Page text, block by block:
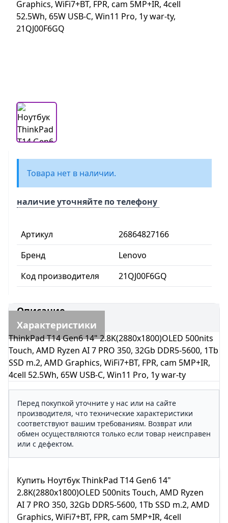
Артикул
26864827166
Бренд
Lenovo
Код производителя
21QJ00F6GQ
Товара нет в наличии.
наличие уточняйте по телефону
Описание
Характеристики
ThinkPad T14 Gen6 14" 2.8K(2880x1800)OLED 500nits
Touch, AMD Ryzen AI 7 PRO 350, 32Gb DDR5-5600, 1Tb
SSD m.2, AMD Graphics, WiFi7+BT, FPR, cam 5MP+IR,
4cell 52.5Wh, 65W USB-C, Win11 Pro, 1y war-ty
Перед покупкой уточните у нас или на сайте
производителя, что технические характеристики
соответствуют вашим требованиям. Возврат или
обмен осуществляются только если товар неисправен
или с дефектом.
Купить Ноутбук ThinkPad T14 Gen6 14"
2.8K(2880x1800)OLED 500nits Touch, AMD Ryzen
AI 7 PRO 350, 32Gb DDR5-5600, 1Tb SSD m.2, AMD
Graphics, WiFi7+BT, FPR, cam 5MP+IR, 4cell